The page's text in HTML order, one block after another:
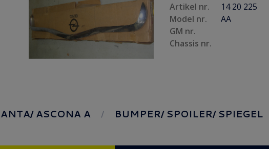
Artikel nr.
14 20 225
Model nr.
AA
GM nr.
Chassis nr.
ASCONA A BUMPER/ SPOILER/ SPIEGEL